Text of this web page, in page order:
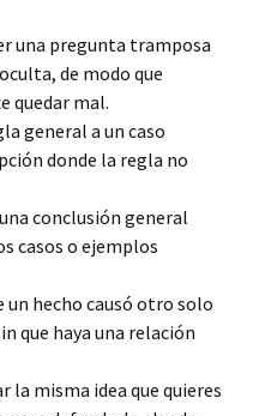
una pregunta tramposa
de modo que
quedar mal.
general a un caso
donde la regla no
conclusión general
casos o ejemplos
un hecho causó otro solo
que haya una relación
la misma idea que quieres